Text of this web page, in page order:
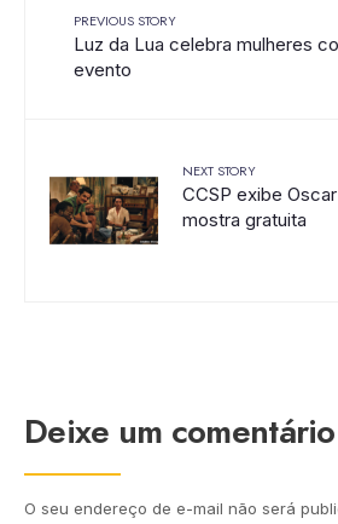
PREVIOUS STORY
Luz da Lua celebra mulheres
evento
NEXT STORY
CCSP exibe
mostra gratuita
Deixe um comentário
O seu endereço de e-mail não será